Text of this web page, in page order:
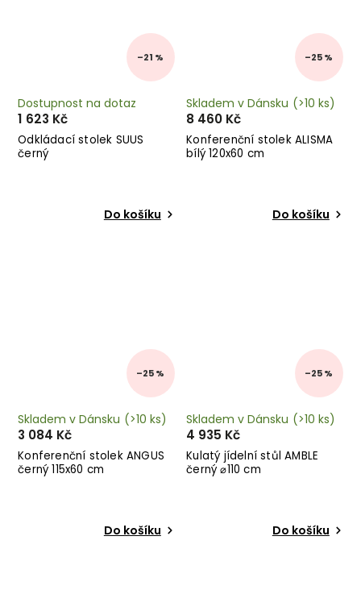
–21 %
Odkládací stolek SUUS
černý
Dostupnost na dotaz
1 623 Kč
Do košíku
–25 %
Konferenční stolek ALISMA
bílý 120x60 cm
Skladem v Dánsku (>10 ks)
8 460 Kč
Do košíku
–25 %
Konferenční stolek ANGUS
černý 115x60 cm
Skladem v Dánsku (>10 ks)
3 084 Kč
Do košíku
–25 %
Kulatý jídelní stůl AMBLE
černý ⌀110 cm
Skladem v Dánsku (>10 ks)
4 935 Kč
Do košíku